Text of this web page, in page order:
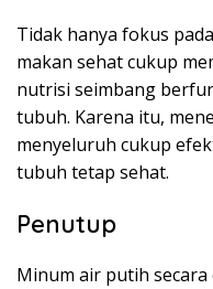
Tidak hanya fokus
makan sehat cukup
nutrisi seimbang
tubuh. Karena itu,
menyeluruh cukup
tubuh tetap sehat.
Penutup
Minum air putih